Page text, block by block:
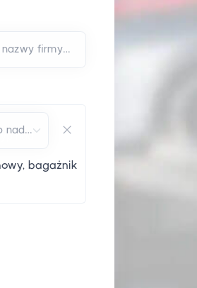
Wyszukaj według nazwy firmy i/lub adresu*
nadwozia*
bagażnik